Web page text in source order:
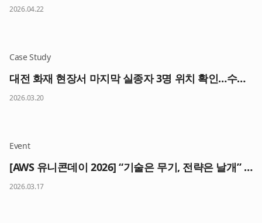
2026.04.22
Case Study
대전 화재 현장서 마지막 실종자 3명 위치 확인…수습 중
2026.03.20
Event
[AWS 유니콘데이 2026] “기술은 무기, 전략은 날개” 韓 스타트업 5곳의 AI 생존법 (르포)
2026.03.17